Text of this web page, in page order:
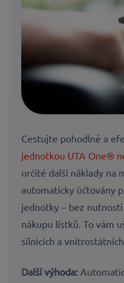
Cestujte pohodlně a
jednotkou UTA One®
určité další náklady na
automaticky účtovány
jednotky – bez
nákupu lístků. To vám
silnicích a
Další výhoda: